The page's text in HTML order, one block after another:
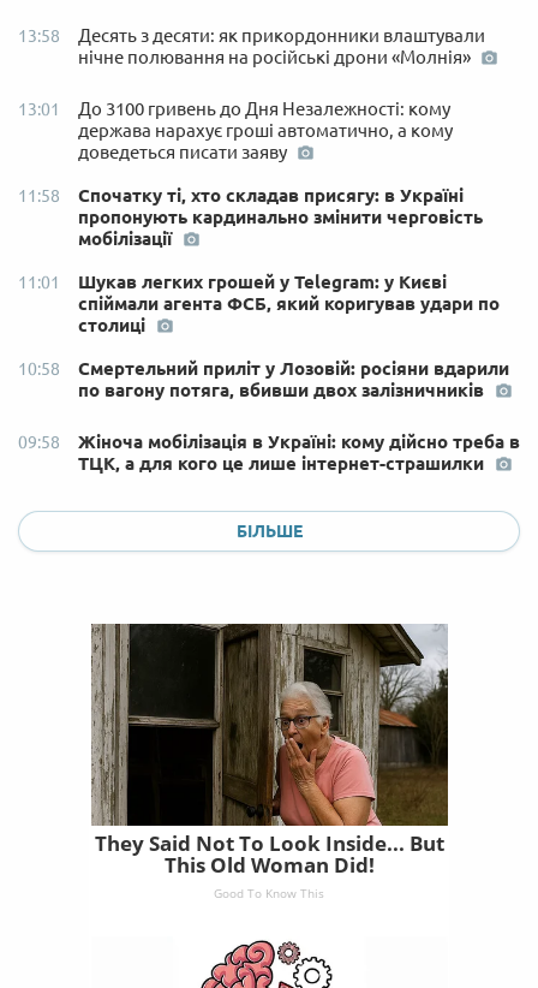
13:58
Десять з десяти: як прикордонники влаштували
нічне полювання на російські дрони «Молнія»
13:01
До 3100 гривень до Дня Незалежності: кому
держава нарахує гроші автоматично, а кому
доведеться писати заяву
11:58
Спочатку ті, хто складав присягу: в Україні
пропонують кардинально змінити черговість
мобілізації
11:01
Шукав легких грошей у Telegram: у Києві
спіймали агента ФСБ, який коригував удари по
столиці
10:58
Смертельний приліт у Лозовій: росіяни вдарили
по вагону потяга, вбивши двох залізничників
09:58
Жіноча мобілізація в Україні: кому дійсно треба в
ТЦК, а для кого це лише інтернет-страшилки
БІЛЬШЕ
They Said Not To Look Inside... But
This Old Woman Did!
Good To Know This